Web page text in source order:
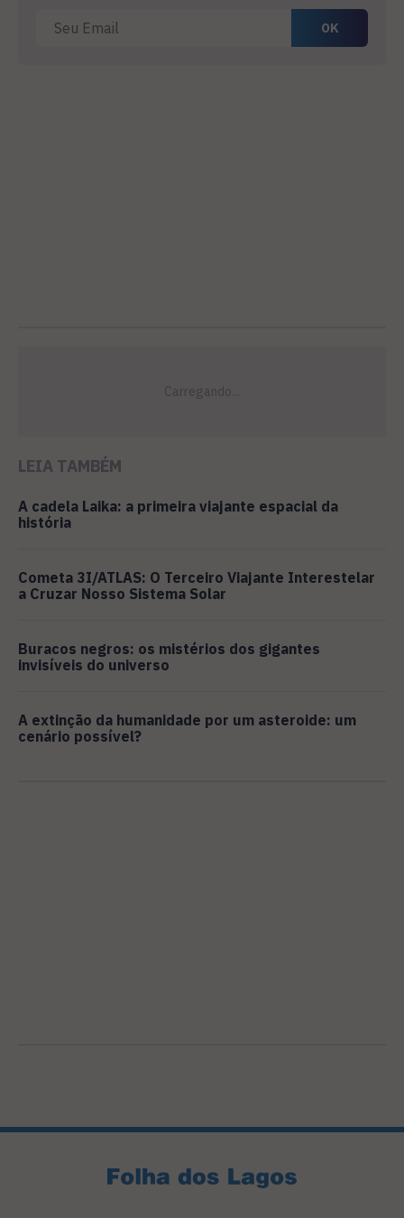
LEIA TAMBÉM
A cadela Laika: a primeira viajante espacial da
história
Cometa 3I/ATLAS: O Terceiro Viajante Interestelar
a Cruzar Nosso Sistema Solar
Buracos negros: os mistérios dos gigantes
invisíveis do universo
A extinção da humanidade por um asteroide: um
cenário possível?